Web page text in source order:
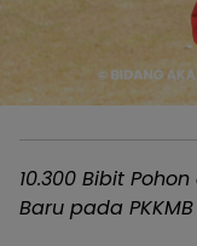
10.300 Bibit
Baru pada